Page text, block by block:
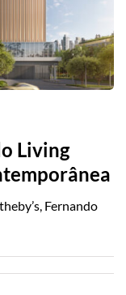
Living
Fernando